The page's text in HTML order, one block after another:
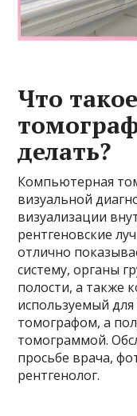
Что
делать?
Компьютерная
визуальной
визуализации
рентгеновские
отлично
систему, органы
полости, а также
используемый для
томографом, а
томограммой.
просьбе врача,
рентгенолог.